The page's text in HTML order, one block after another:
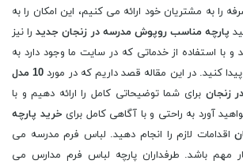
را به مشتریان خود ارائه می کنیم، این امکان را به
پارچه مناسب روپوش مدرسه در زنجان جدیدرا نیز
با استفاده از خدماتی که در سایت ما وجود دارد به
کنید. در این مقاله قصد داریم که در مورد
10 مدل
زنجان برای شما توضیحاتی کامل را ارائه دهیم و با
آورد به راحتی و با آگاهی کامل برای خرید پارچه
اقدامات لازم را انجام دهید. لباس فرم مدرسه می
مهم باشد. طرفداران پارچه لباس فرم مدارس می